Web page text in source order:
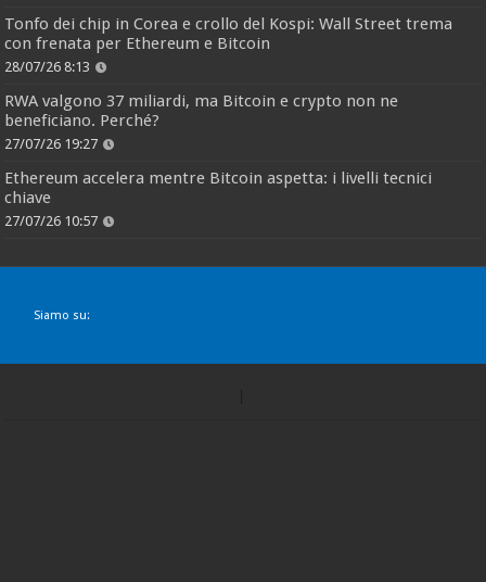
Tonfo dei chip in Corea e crollo del Kospi: Wall Street trema
con frenata per Ethereum e Bitcoin
28/07/26 8:13
RWA valgono 37 miliardi, ma Bitcoin e crypto non ne
beneficiano. Perché?
27/07/26 19:27
Ethereum accelera mentre Bitcoin aspetta: i livelli tecnici
chiave
27/07/26 10:57
Siamo su: